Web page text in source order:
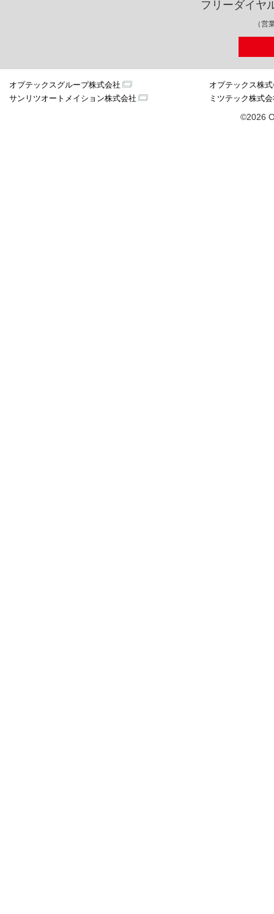
フリーダイヤ
（営
オプテックスグループ株式会社
オプテックス株
サンリツオートメイション株式会社
ミツテック株式
©2026